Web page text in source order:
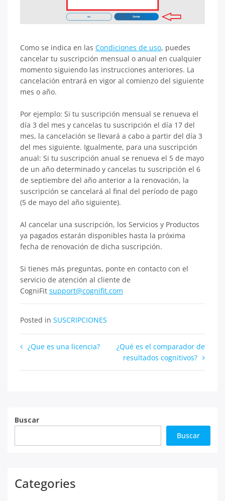
Como se indica en las Condiciones de uso, puedes
cancelar tu suscripción mensual o anual en cualquier
momento siguiendo las instrucciones anteriores. La
cancelación entrará en vigor al comienzo del siguiente
mes o año.
Por ejemplo: Si tu suscripción mensual se renueva el
día 3 del mes y cancelas tu suscripción el día 17 del
mes, la cancelación se llevará a cabo a partir del día 3
del mes siguiente. Igualmente, para una suscripción
anual: Si tu suscripción anual se renueva el 5 de mayo
de un año determinado y cancelas tu suscripción el 6
de septiembre del año anterior a la renovación, la
suscripción se cancelará al final del período de pago
(5 de mayo del año siguiente).
Al cancelar una suscripción, los Servicios y Productos
ya pagados estarán disponibles hasta la próxima
fecha de renovación de dicha suscripción.
Si tienes más preguntas, ponte en contacto con el
servicio de atención al cliente de
CogniFit support@cognifit.com
Posted in SUSCRIPCIONES
Navegación
¿Que es una licencia?
¿Qué es el comparador de
resultados cognitivos?
Buscar
Buscar
Categories